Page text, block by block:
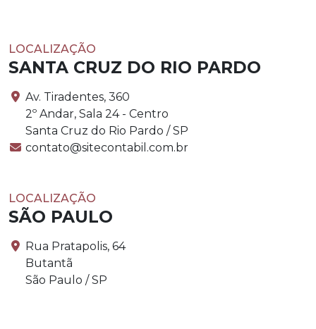
LOCALIZAÇÃO
SANTA CRUZ DO RIO PARDO
Av. Tiradentes, 360
2º Andar, Sala 24 - Centro
Santa Cruz do Rio Pardo / SP
contato@sitecontabil.com.br
LOCALIZAÇÃO
SÃO PAULO
Rua Pratapolis, 64
Butantã
São Paulo / SP